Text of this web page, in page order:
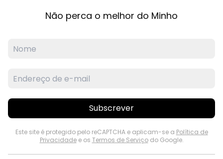
Não perca o melhor do Minho
Subscrever
Este site é protegido pelo reCAPTCHA e aplicam-se a Política de
Privacidadee os Termos de Serviçodo Google.